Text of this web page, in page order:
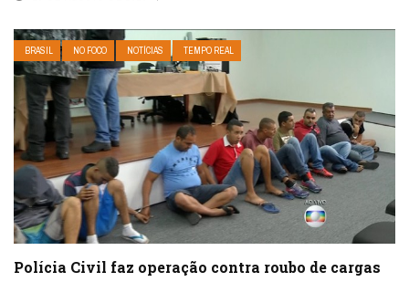
BRASIL NO FOCO NOTÍCIAS TEMPO REAL
Polícia Civil faz operação contra roubo de cargas